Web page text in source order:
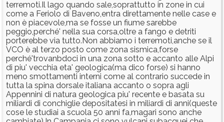
terremoti.Il lago quando sale,soprattutto in zone in cui
come a Feriolo di Baveno,entra direttamente nelle case e
non è piacevole,ma se fosse un fiume sarebbe
peggio,perché' nella sua corsa,oltre a fango e detriti
porterebbe via tutto.Non abbiamo i terremoti,anche se il
VCO è al terzo posto come zona sismica,forse
perché'trovanbdoci in una zona sotto e accanto alle Alpi
di piu' vecchia eta' geologica(ma dico forse) si hanno
meno smottamenti interni come al contrario succede in
tutta la spina dorsale italiana accanto o sopra agli
Appennini di natura geologica piu' recente e basata su
miliardi di conchiglie depositatesi in miliardi di anni(queste
cose le studiai a scuola 50 anni fa,magari sono anche